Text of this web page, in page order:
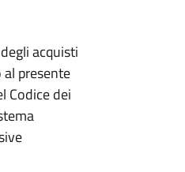
acquisti
presente
Codice dei